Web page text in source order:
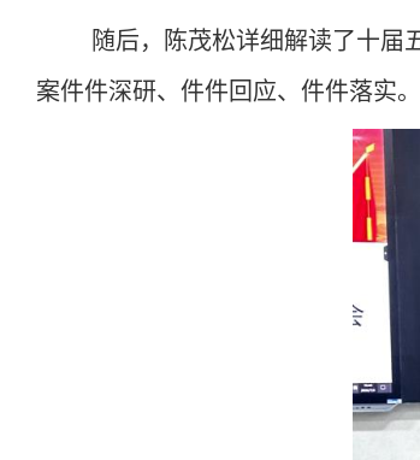
随后，陈茂松详细解读了十届
案件件深研、件件回应、件件落实。